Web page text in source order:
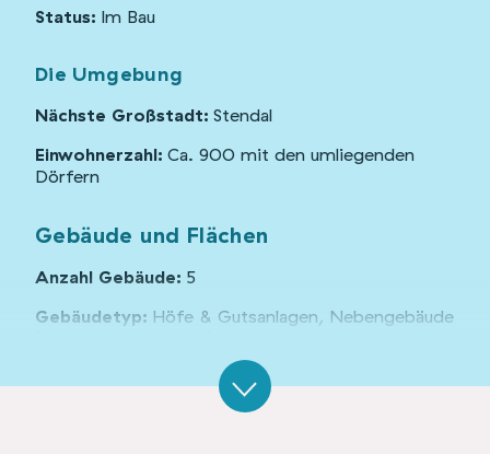
Status: Im Bau
Die Umgebung
Nächste Großstadt: Stendal
Einwohnerzahl: Ca. 900 mit den umliegenden
Dörfern
Gebäude und Flächen
Anzahl Gebäude: 5
Gebäudetyp: Höfe & Gutsanlagen, Nebengebäude
Unternehmen